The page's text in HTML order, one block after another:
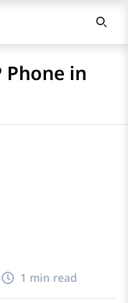
Phone in
1 min read